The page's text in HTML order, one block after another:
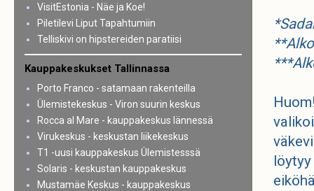
VisitEstonia - Näe ja Koe!
Piletilevi Liput Tapahtumiin
Telliskivi on hipstereiden paratiisi
Kauppakeskukset Tallinnassa
Porto Franco - satamaan rakenteilla
Ülemistekeskus - Viron suurin keskus
Rocca al Mare - kauppakeskus lännessä
Virukeskus - keskustan liikekeskus
T1 -uusi kauppakeskus Ülemistesssä
Solaris - keskustan kauppakeskus
Mustamäe Keskus - kauppakeskus